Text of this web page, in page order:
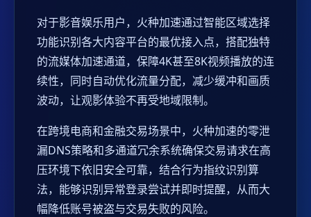
对于影音娱乐用户，火种加速通过智能区域选择
功能识别各大内容平台的最优接入点，搭配独特
的流媒体加速通道，保障4K甚至8K视频播放的连
续性，同时自动优化流量分配，减少缓冲和画质
波动，让观影体验不再受地域限制。
在跨境电商和金融交易场景中，火种加速的零泄
漏DNS策略和多通道冗余系统确保交易请求在高
压环境下依旧安全可靠，结合行为指纹识别算
法，能够识别异常登录尝试并即时提醒，从而大
幅降低账号被盗与交易失败的风险。